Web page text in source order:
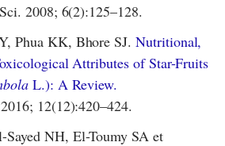
2008; 6(2):125–128.
Phua KK, Bhore SJ.Nutritional,
Attributes of Star-Fruits
L.): A Review.
12(12):420–424.
Sayed NH, El-Toumy SA et